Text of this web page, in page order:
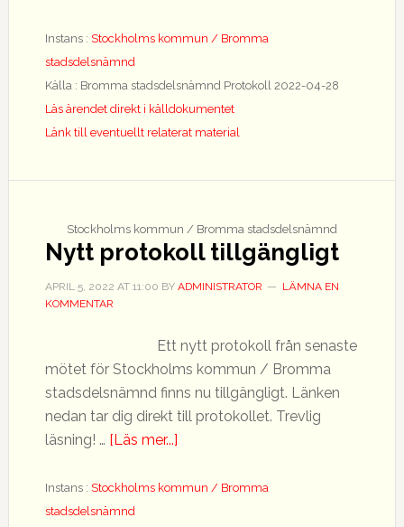
protokoll
Instans : Stockholms kommun / Bromma
stadsdelsnämnd
Källa : Bromma stadsdelsnämnd Protokoll 2022-04-28
Läs ärendet direkt i källdokumentet
Länk till eventuellt relaterat material
Stockholms kommun / Bromma stadsdelsnämnd
Nytt protokoll tillgängligt
APRIL 5, 2022 AT 11:00 BY ADMINISTRATOR
LÄMNA EN
KOMMENTAR
Ett nytt protokoll från senaste
mötet för Stockholms kommun / Bromma
stadsdelsnämnd finns nu tillgängligt. Länken
nedan tar dig direkt till protokollet. Trevlig
läsning! … [Läs mer...]om
protokoll
Instans : Stockholms kommun / Bromma
stadsdelsnämnd